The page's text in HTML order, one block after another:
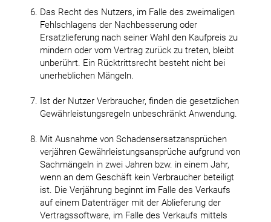
Das Recht des Nutzers, im Falle des zweimaligen
Fehlschlagens der Nachbesserung oder
Ersatzlieferung nach seiner Wahl den Kaufpreis zu
mindern oder vom Vertrag zurück zu treten, bleibt
unberührt. Ein Rücktrittsrecht besteht nicht bei
unerheblichen Mängeln.
Ist der Nutzer Verbraucher, finden die gesetzlichen
Gewährleistungsregeln unbeschränkt Anwendung.
Mit Ausnahme von Schadensersatzansprüchen
verjähren Gewährleistungsansprüche aufgrund von
Sachmängeln in zwei Jahren bzw. in einem Jahr,
wenn an dem Geschäft kein Verbraucher beteiligt
ist. Die Verjährung beginnt im Falle des Verkaufs
auf einem Datenträger mit der Ablieferung der
Vertragssoftware, im Falle des Verkaufs mittels